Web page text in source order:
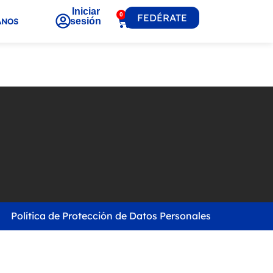
Iniciar
sesión
0 FEDÉRATE
Política de Protección de Datos Personales